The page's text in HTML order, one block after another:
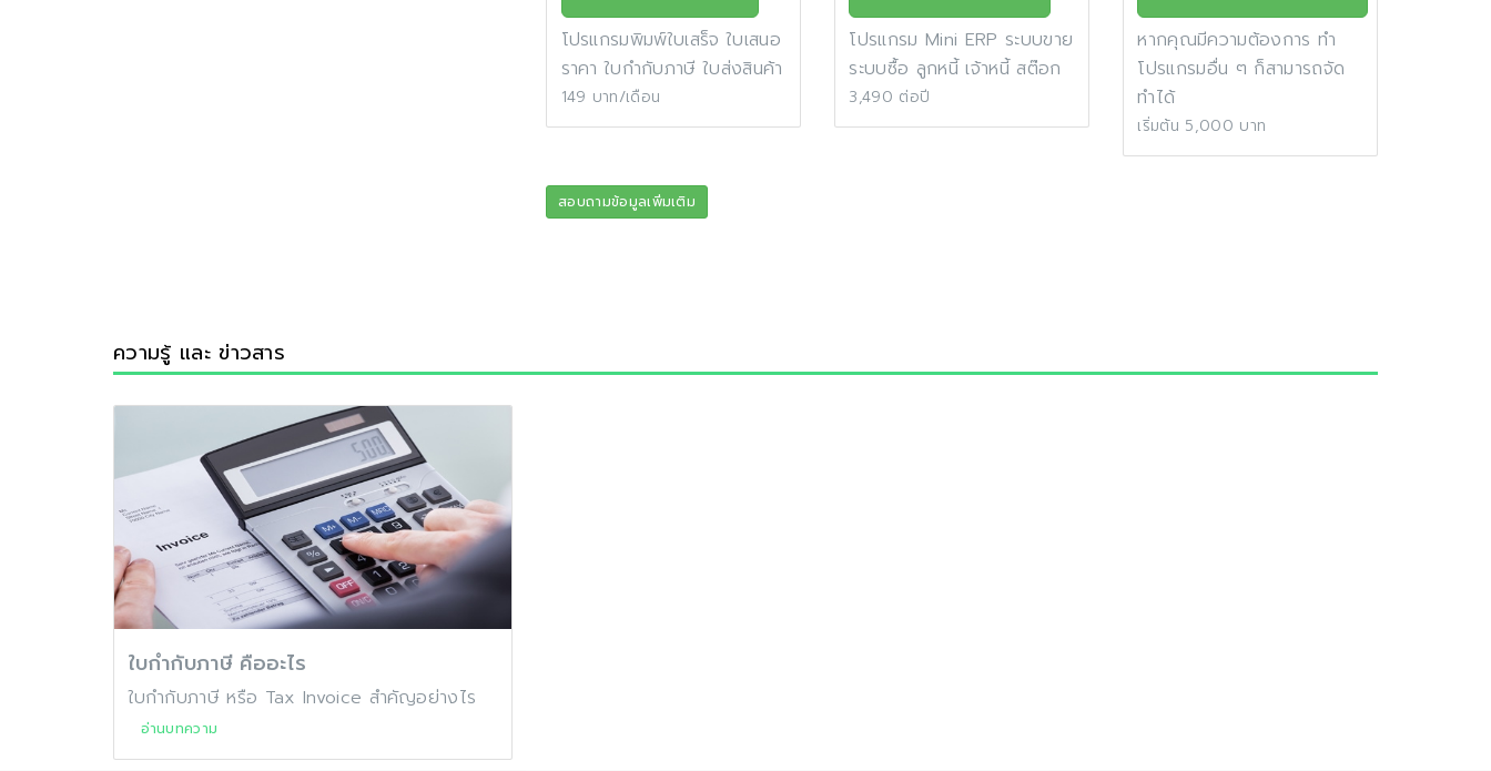
โปรแกรมพิมพ์ใบเสร็จ ใบเสนอ
ราคา ใบกำกับภาษี ใบส่งสินค้า
149 บาท/เดือน
โปรแกรม Mini ERP ระบบขาย
ระบบซื้อ ลูกหนี้ เจ้าหนี้ สต๊อก
3,490 ต่อปี
หากคุณมีความต้องการ ทำ
โปรแกรมอื่น ๆ ก็สามารถจัด
ทำได้
เริ่มต้น 5,000 บาท
สอบถามข้อมูลเพิ่มเติม
ความรู้ และ ข่าวสาร
ใบกำกับภาษี คืออะไร
ใบกำกับภาษี หรือ Tax Invoice สำคัญอย่างไร
อ่านบทความ